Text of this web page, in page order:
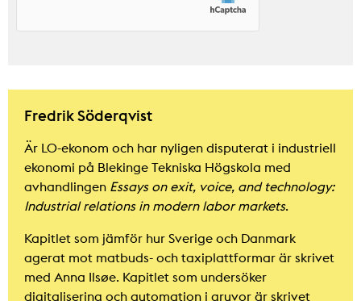
Fredrik Söderqvist
Är LO-ekonom och har nyligen disputerat i industriell
ekonomi på Blekinge Tekniska Högskola med
avhandlingen Essays on exit, voice, and technology:
Industrial relations in modern labor markets.
Kapitlet som jämför hur Sverige och Danmark
agerat mot matbuds- och taxiplattformar är skrivet
med Anna Ilsøe. Kapitlet som undersöker
digitalisering och automation i gruvor är skrivet